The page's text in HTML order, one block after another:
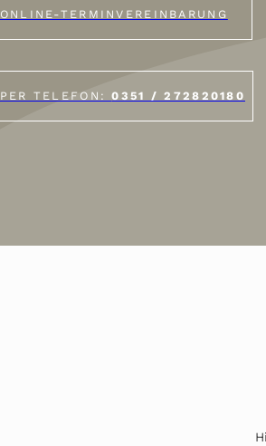
ONLINE-TERMINVEREINBARUNG
PER TELEFON:0351 / 272820180